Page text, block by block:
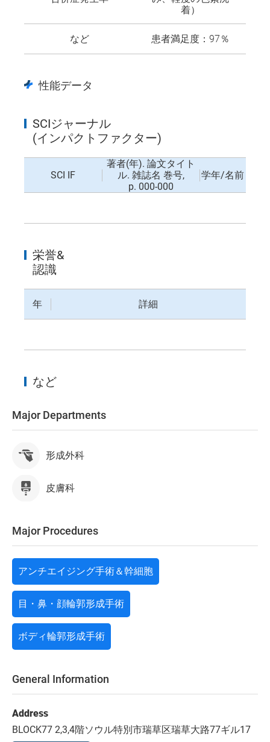
着）
など 患者満足度：97％
性能データ
SCIジャーナル
(インパクトファクター)
SCI IF
著者(年). 論文タイト
ル. 雑誌名 巻号,
p. 000-000
学年/名前
栄誉&
認識
年 詳細
など
Major Departments
形成外科
皮膚科
Major Procedures
アンチエイジング手術＆幹細胞
目・鼻・顔輪郭形成手術
ボディ輪郭形成手術
General Information
Address
BLOCK77 2,3,4階ソウル特別市瑞草区瑞草大路77ギル17